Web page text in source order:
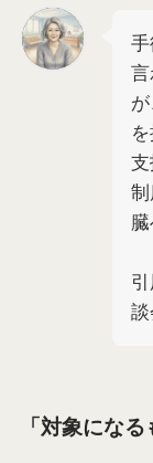
手
支
談
「対象にな